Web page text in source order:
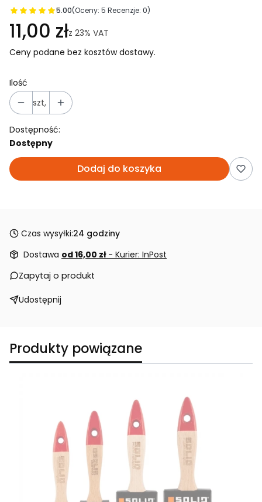
5.00(Oceny: 5 Recenzje: 0)
11,00 złz 23% VAT
Ceny podane bez kosztów dostawy.
Ilość
szt,
Dostępność:
Dostępny
Dodaj do koszyka
Czas wysyłki:24 godziny
Dostawa od 16,00 zł - Kurier: InPost
Zapytaj o produkt
Udostępnij
Produkty powiązane